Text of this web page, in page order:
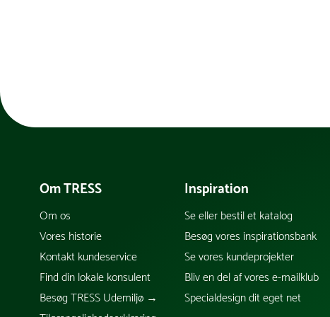
Om TRESS
Om os
Vores historie
Kontakt kundeservice
Find din lokale konsulent
Besøg TRESS Udemiljø →
Inspiration
Se eller bestil et katalog
Besøg vores inspirationsbank
Se vores kundeprojekter
Bliv en del af vores e-mailklub
Specialdesign dit eget net